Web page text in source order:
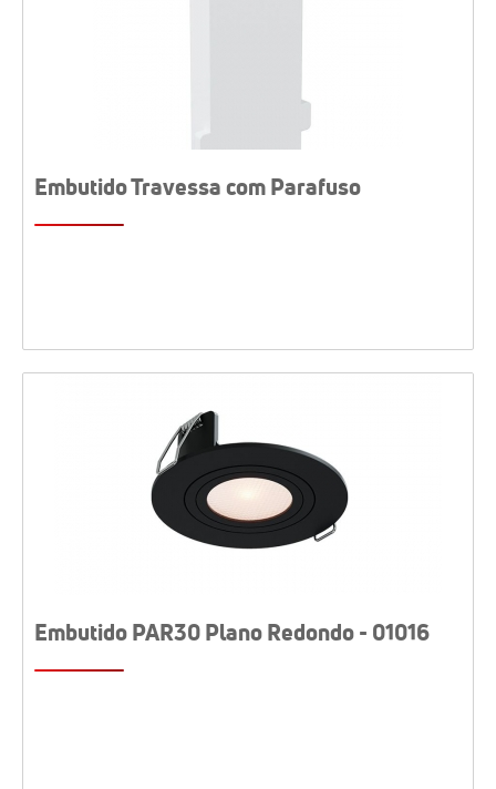
Embutido Travessa com Parafuso
Embutido PAR30 Plano Redondo - 01016